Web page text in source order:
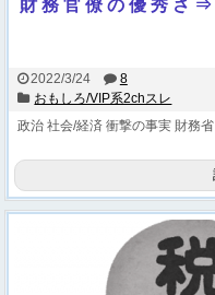
財 務 官 僚 の 優 秀 さ ⇒
2022/3/24
8
おもしろ/VIP系2chスレ
政治 社会/経済 衝撃の事実 財務省